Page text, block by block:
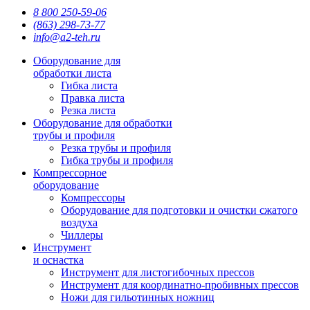
8 800 250-59-06
(863) 298-73-77
info@a2-teh.ru
Оборудование для
обработки листа
Гибка листа
Правка листа
Резка листа
Оборудование для обработки
трубы и профиля
Резка трубы и профиля
Гибка трубы и профиля
Компрессорное
оборудование
Компрессоры
Оборудование для подготовки и очистки сжатого
воздуха
Чиллеры
Инструмент
и оснастка
Инструмент для листогибочных прессов
Инструмент для координатно-пробивных прессов
Ножи для гильотинных ножниц